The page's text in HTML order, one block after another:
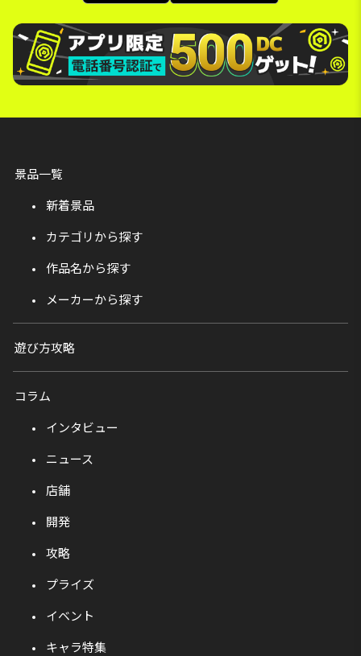
景品一覧
新着景品
カテゴリから探す
作品名から探す
メーカーから探す
遊び方攻略
コラム
インタビュー
ニュース
店舗
開発
攻略
プライズ
イベント
キャラ特集